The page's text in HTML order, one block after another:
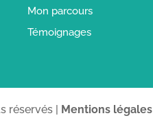
Mon parcours
Témoignages
réservés | Mentions légales